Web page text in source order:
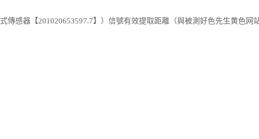
感器【201020653597.7】）信號有效提取距離（與被測好色先生黄色网